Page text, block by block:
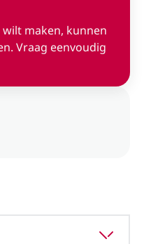
maken, kunnen
Vraag eenvoudig